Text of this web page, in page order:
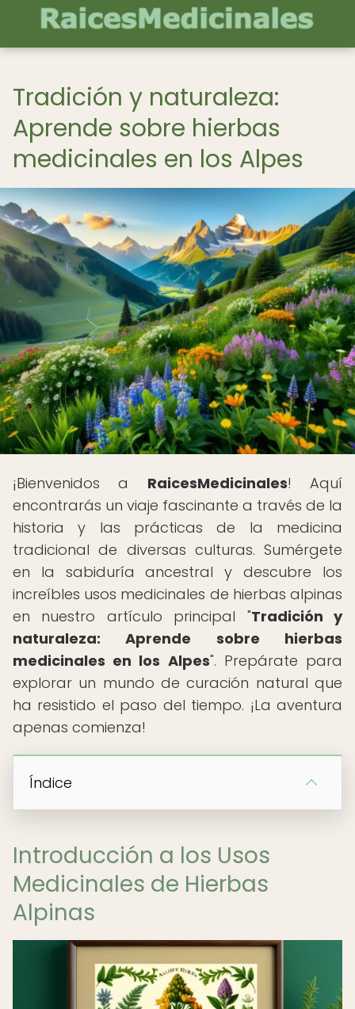
Tradición y naturaleza:
Aprende sobre hierbas
medicinales en los Alpes
¡Bienvenidos a RaicesMedicinales! Aquí
encontrarás un viaje fascinante a través de la
historia y las prácticas de la medicina
tradicional de diversas culturas. Sumérgete
en la sabiduría ancestral y descubre los
increíbles usos medicinales de hierbas alpinas
en nuestro artículo principal "Tradición y
naturaleza: Aprende sobre hierbas
medicinales en los Alpes". Prepárate para
explorar un mundo de curación natural que
ha resistido el paso del tiempo. ¡La aventura
apenas comienza!
Índice
Introducción a los Usos
Medicinales de Hierbas
Alpinas